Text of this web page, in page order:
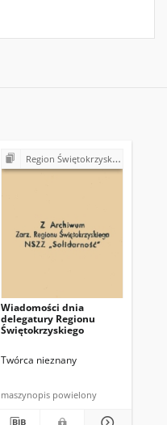
Region Świętokrzyski NSZZ "Solidarność". Delegatura Starachowice
Wiadomości dnia
delegatury Regionu
Świętokrzyskiego
Twórca nieznany
maszynopis powielony